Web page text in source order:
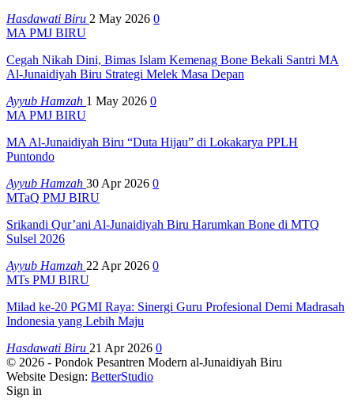
Hasdawati Biru 2 May 2026 0
MA PMJ BIRU
Cegah Nikah Dini, Bimas Islam Kemenag Bone Bekali Santri MA
Al-Junaidiyah Biru Strategi Melek Masa Depan
Ayyub Hamzah 1 May 2026 0
MA PMJ BIRU
MA Al-Junaidiyah Biru “Duta Hijau” di Lokakarya PPLH
Puntondo
Ayyub Hamzah 30 Apr 2026 0
MTaQ PMJ BIRU
Srikandi Qur’ani Al-Junaidiyah Biru Harumkan Bone di MTQ
Sulsel 2026
Ayyub Hamzah 22 Apr 2026 0
MTs PMJ BIRU
Milad ke-20 PGMI Raya: Sinergi Guru Profesional Demi Madrasah
Indonesia yang Lebih Maju
Hasdawati Biru 21 Apr 2026 0
© 2026 - Pondok Pesantren Modern al-Junaidiyah Biru
Website Design: BetterStudio
Sign in